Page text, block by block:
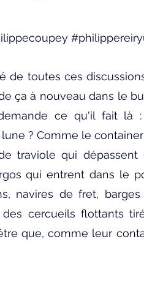
bengali
Yoga Histoire de
Littérature du
de toutes ces
ça à nouveau dans le
ce qu'il fait là
? Comme le
traviole qui
qui entrent dans le
navires de fret,
cercueils flottants
que, comme leur